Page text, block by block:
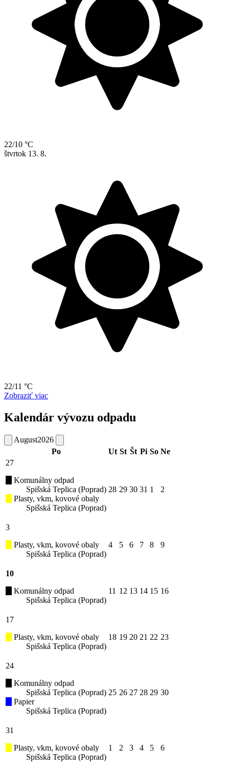
22/10 °C
štvrtok 13. 8.
22/11 °C
Zobraziť viac
Kalendár vývozu odpadu
August2026
Po
Ut St Št Pi So Ne
27
Komunálny odpad
Spišská Teplica (Poprad)
Plasty, vkm, kovové obaly
Spišská Teplica (Poprad)
28 29 30 31 1 2
3
Plasty, vkm, kovové obaly
Spišská Teplica (Poprad)
4 5 6 7 8 9
10
Komunálny odpad
Spišská Teplica (Poprad)
11 12 13 14 15 16
17
Plasty, vkm, kovové obaly
Spišská Teplica (Poprad)
18 19 20 21 22 23
24
Komunálny odpad
Spišská Teplica (Poprad)
Papier
Spišská Teplica (Poprad)
25 26 27 28 29 30
31
Plasty, vkm, kovové obaly
Spišská Teplica (Poprad)
1 2 3 4 5 6